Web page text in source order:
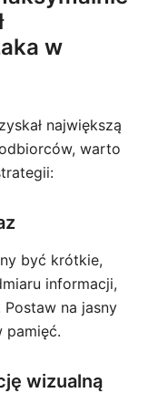
w
największą
warto
być krótkie,
informacji,
na jasny
pamięć.
wizualną